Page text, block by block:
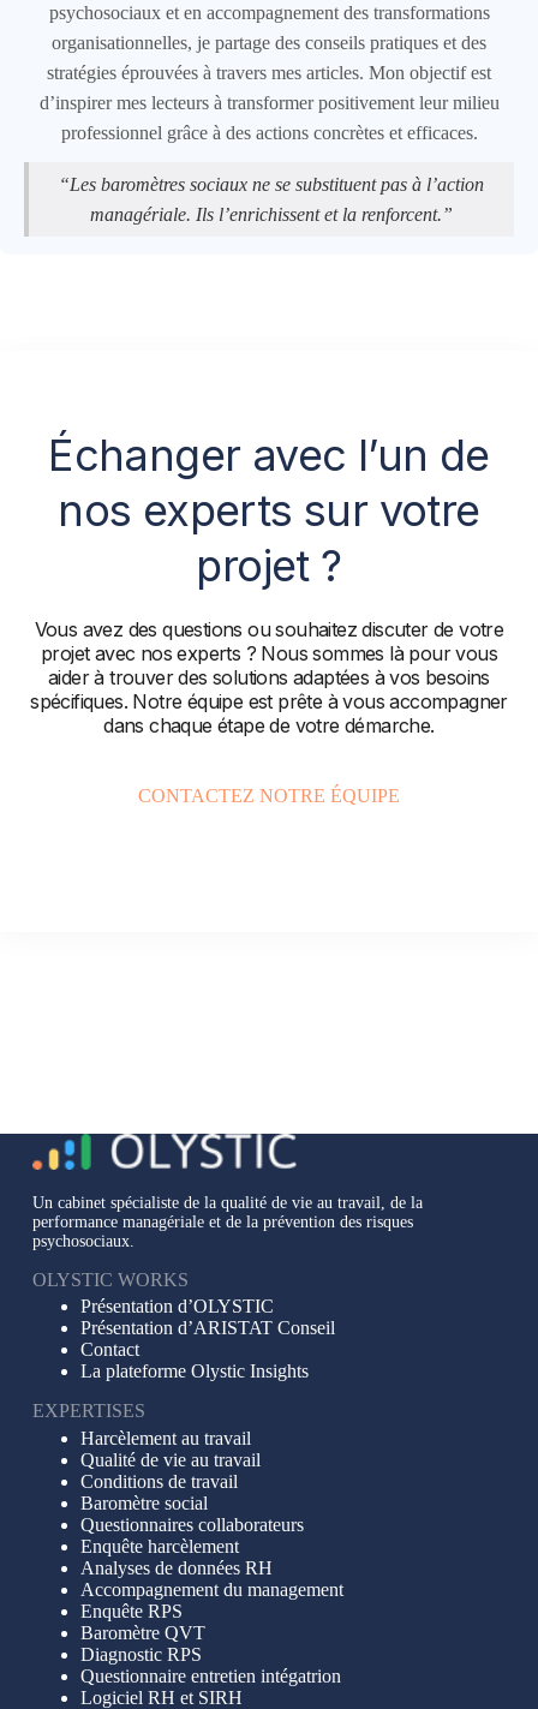
psychosociaux et en accompagnement des transformations
organisationnelles, je partage des conseils pratiques et des
stratégies éprouvées à travers mes articles. Mon objectif est
d’inspirer mes lecteurs à transformer positivement leur milieu
professionnel grâce à des actions concrètes et efficaces.
“Les baromètres sociaux ne se substituent pas à l’action
managériale. Ils l’enrichissent et la renforcent.”
Échanger avec l’un de
nos experts sur votre
projet ?
Vous avez des questions ou souhaitez discuter de votre
projet avec nos experts ? Nous sommes là pour vous
aider à trouver des solutions adaptées à vos besoins
spécifiques. Notre équipe est prête à vous accompagner
dans chaque étape de votre démarche.
CONTACTEZ NOTRE ÉQUIPE
Un cabinet spécialiste de la qualité de vie au travail, de la
performance managériale et de la prévention des risques
psychosociaux.
OLYSTIC WORKS
Présentation d’OLYSTIC
Présentation d’ARISTAT Conseil
Contact
La plateforme Olystic Insights
EXPERTISES
Harcèlement au travail
Qualité de vie au travail
Conditions de travail
Baromètre social
Questionnaires collaborateurs
Enquête harcèlement
Analyses de données RH
Accompagnement du management
Enquête RPS
Baromètre QVT
Diagnostic RPS
Questionnaire entretien intégatrion
Logiciel RH et SIRH